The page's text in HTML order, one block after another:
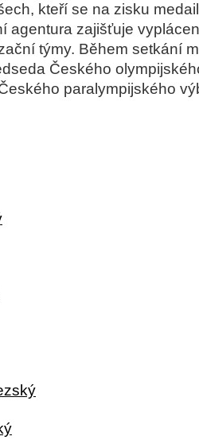
kteří se na zisku
agentura zajišťuje
týmy. Během setkání
Českého
paralympijského